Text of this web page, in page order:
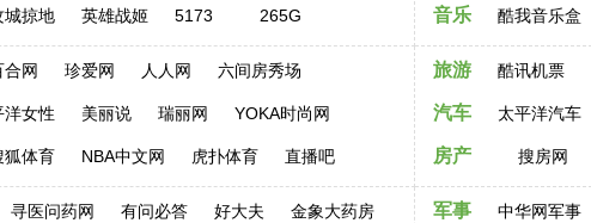
城掠地 英雄战姬 5173 265G 音乐 酷我音乐盒
合网 珍爱网 人人网 六间房秀场
洋女性 美丽说 瑞丽网 YOKA时尚网
狐体育 NBA中文网 虎扑体育 直播吧
旅游 酷讯机票
汽车 太平洋汽车
房产 搜房网
寻医问药网 有问必答 好大夫 金象大药房 军事 中华网军事